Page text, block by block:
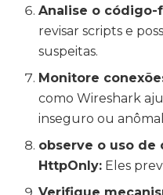
Analise o código-
revisar scripts e
suspeitas.
Monitore
como Wireshark
inseguro ou
observe o uso de
HttpOnly: Eles
Verifique